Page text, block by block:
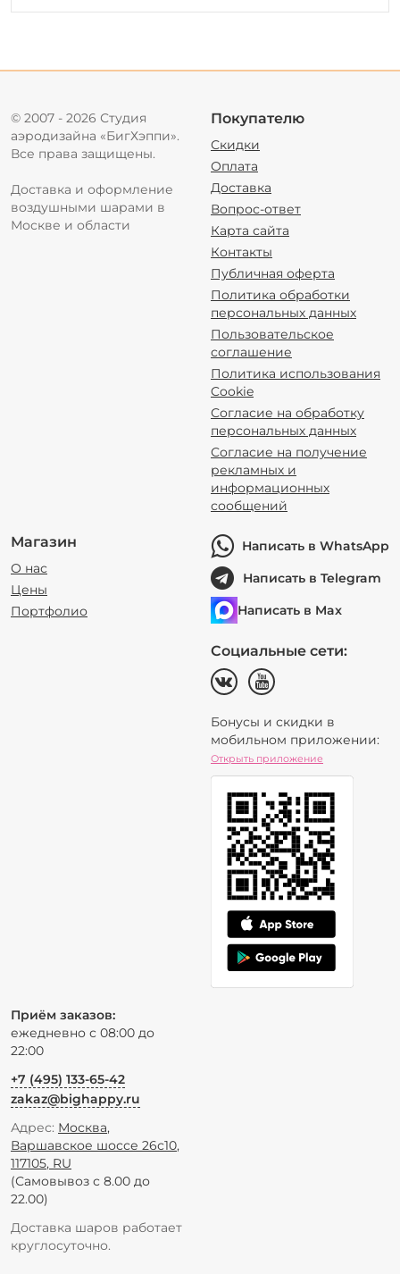
© 2007 - 2026 Студия
аэродизайна «БигХэппи».
Все права защищены.
Доставка и оформление
воздушными шарами в
Москве и области
Покупателю
Скидки
Оплата
Доставка
Вопрос-ответ
Карта сайта
Контакты
Публичная оферта
Политика обработки
персональных данных
Пользовательское
соглашение
Политика использования
Cookie
Согласие на обработку
персональных данных
Согласие на получение
рекламных и
информационных
сообщений
Магазин
О нас
Цены
Портфолио
Написать в WhatsApp
Написать в Telegram
Написать в Max
Социальные сети:
Бонусы и скидки в
мобильном приложении:
Открыть приложение
Приём заказов:
ежедневно с 08:00 до
22:00
+7 (495) 133-65-42
zakaz@bighappy.ru
Адрес: Москва,
Варшавское шоссе 26с10,
117105, RU
(Самовывоз с 8.00 до
22.00)
Доставка шаров работает
круглосуточно.